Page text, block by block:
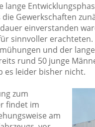
lange
die Gewerkschaften
einverstanden
sinnvoller
und der
rund 50 junge
es leider bisher nicht.
zum
findet im
am